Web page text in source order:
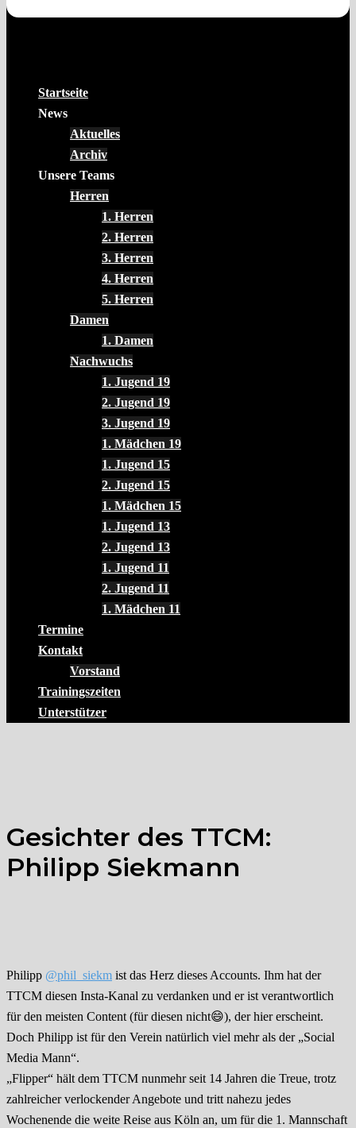
Startseite
News
Aktuelles
Archiv
Unsere Teams
Herren
1. Herren
2. Herren
3. Herren
4. Herren
5. Herren
Damen
1. Damen
Nachwuchs
1. Jugend 19
2. Jugend 19
3. Jugend 19
1. Mädchen 19
1. Jugend 15
2. Jugend 15
1. Mädchen 15
1. Jugend 13
2. Jugend 13
1. Jugend 11
2. Jugend 11
1. Mädchen 11
Termine
Kontakt
Vorstand
Trainingszeiten
Unterstützer
Gesichter des TTCM:
Philipp Siekmann
Philipp @phil_siekm ist das Herz dieses Accounts. Ihm hat der
TTCM diesen Insta-Kanal zu verdanken und er ist verantwortlich
für den meisten Content (für diesen nicht😄), der hier erscheint.
Doch Philipp ist für den Verein natürlich viel mehr als der „Social
Media Mann“.
„Flipper“ hält dem TTCM nunmehr seit 14 Jahren die Treue, trotz
zahlreicher verlockender Angebote und tritt nahezu jedes
Wochenende die weite Reise aus Köln an, um für die 1. Mannschaft